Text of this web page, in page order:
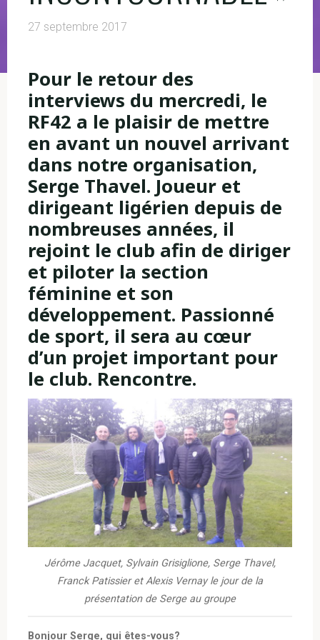
27 septembre 2017
Pour le retour des
interviews du mercredi, le
RF42 a le plaisir de mettre
en avant un nouvel arrivant
dans notre organisation,
Serge Thavel. Joueur et
dirigeant ligérien depuis de
nombreuses années, il
rejoint le club afin de diriger
et piloter la section
féminine et son
développement. Passionné
de sport, il sera au cœur
d’un projet important pour
le club. Rencontre.
Jérôme Jacquet, Sylvain Grisiglione, Serge Thavel,
Franck Patissier et Alexis Vernay le jour de la
présentation de Serge au groupe
Bonjour Serge, qui êtes-vous?